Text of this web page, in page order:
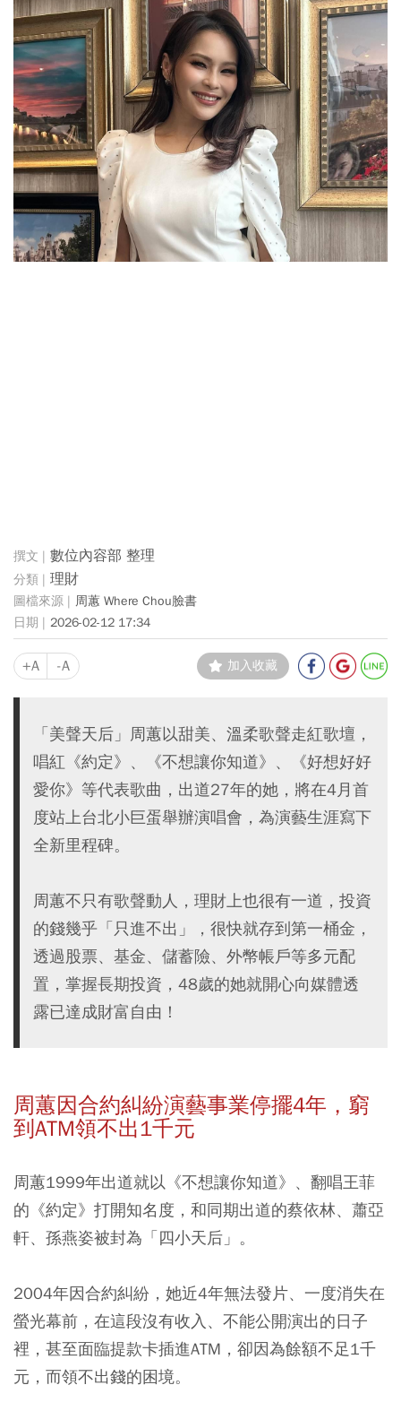
數位內容部 整理
理財
周蕙 Where Chou臉書
2026-02-12 17:34
+A -A 加入收藏
「美聲天后」周蕙以甜美、溫柔歌聲走紅歌壇，
唱紅《約定》、《不想讓你知道》、《好想好好
愛你》等代表歌曲，出道27年的她，將在4月首
度站上台北小巨蛋舉辦演唱會，為演藝生涯寫下
全新里程碑。
周蕙不只有歌聲動人，理財上也很有一道，投資
的錢幾乎「只進不出」，很快就存到第一桶金，
透過股票、基金、儲蓄險、外幣帳戶等多元配
置，掌握長期投資，48歲的她就開心向媒體透
露已達成財富自由！
周蕙因合約糾紛演藝事業停擺4年，窮
到ATM領不出1千元
周蕙1999年出道就以《不想讓你知道》、翻唱王菲
的《約定》打開知名度，和同期出道的蔡依林、蕭亞
軒、孫燕姿被封為「四小天后」。
2004年因合約糾紛，她近4年無法發片、一度消失在
螢光幕前，在這段沒有收入、不能公開演出的日子
裡，甚至面臨提款卡插進ATM，卻因為餘額不足1千
元，而領不出錢的困境。